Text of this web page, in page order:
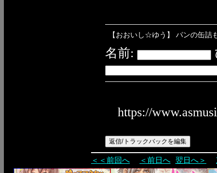
【おおいし☆ゆう】 パンの缶詰
名前:
https://
＜＜前回へ ＜前日へ 翌日へ＞